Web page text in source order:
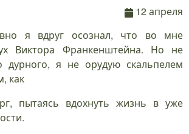
12 апреля
я вдруг осознал, что во мне
Виктора Франкенштейна. Но не
дурного, я не орудую скальпелем
как
пытаясь вдохнуть жизнь в уже